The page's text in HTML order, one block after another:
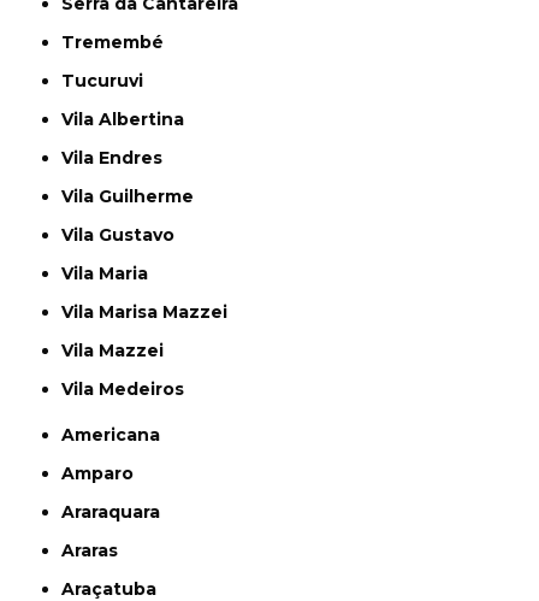
Tremembé
Tucuruvi
Vila Albertina
Vila Endres
Vila Guilherme
Vila Gustavo
Vila Maria
Vila Marisa Mazzei
Vila Mazzei
Vila Medeiros
Americana
Amparo
Araraquara
Araras
Araçatuba